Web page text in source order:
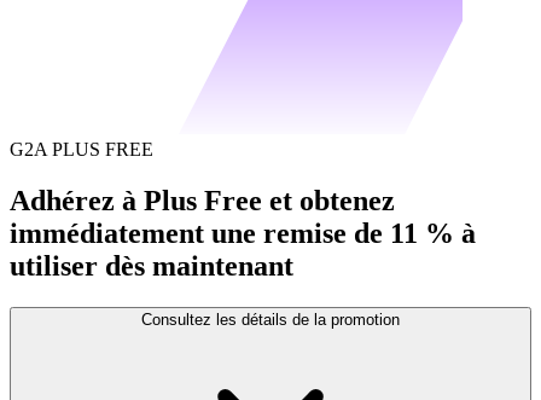
G2A PLUS FREE
Adhérez à Plus Free et obtenez
immédiatement une remise de 11 % à
utiliser dès maintenant
Consultez les détails de la promotion